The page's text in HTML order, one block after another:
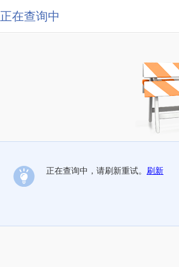
正在查询中
正在查询中，请刷新重试。 刷新